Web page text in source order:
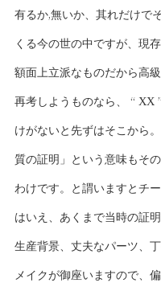
有るか,無いか、其れだけで
くる今の世の中ですが、現
額面上立派なものだから高
再考しようものなら、 “ XX
けがないと先ずはそこから
質の証明」という意味もそ
わけです。と謂いますとチ
はいえ、あくまで当時の証
生産背景、丈夫なパーツ、
メイクが御座いますので、